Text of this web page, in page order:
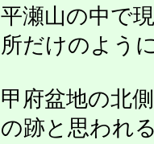
平瀬山の中で
所だけのよう
甲府盆地の北
の跡と思われ